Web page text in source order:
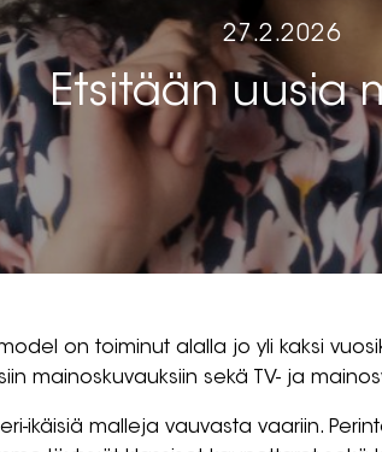
27.2.2026
Etsitään uusia
on toiminut alalla jo yli kaksi
mainoskuvauksiin sekä TV- ja
ikäisiä malleja vauvasta vaariin.